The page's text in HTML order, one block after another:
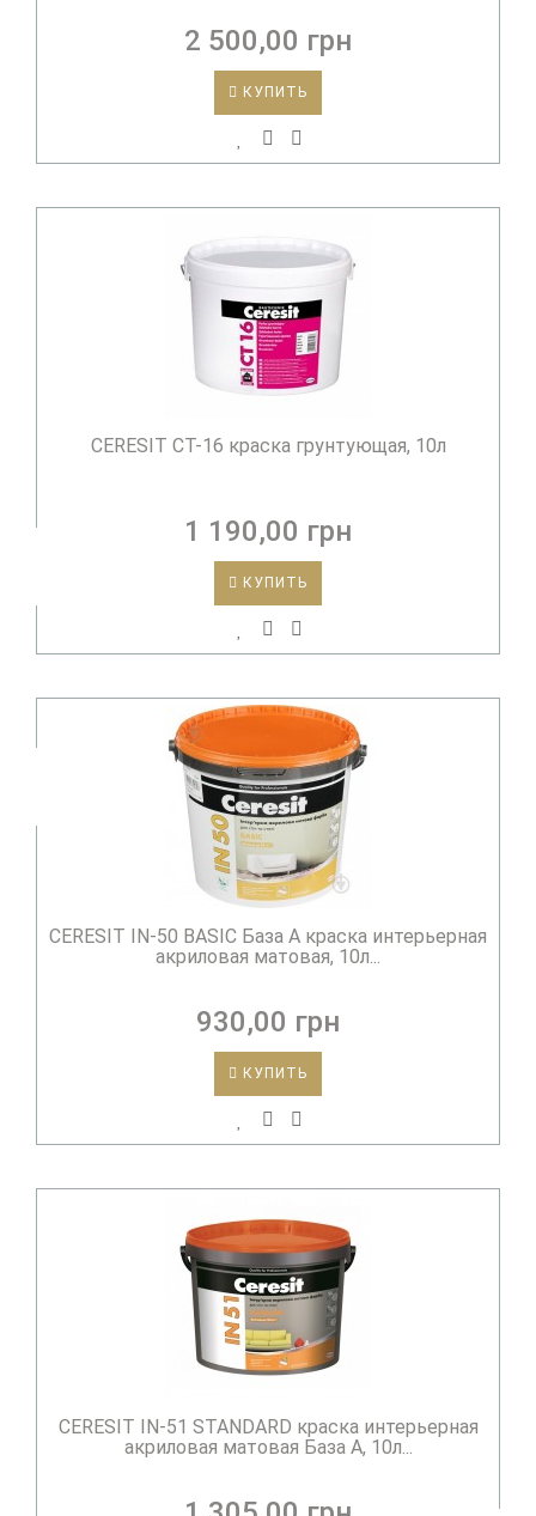
2 500,00 грн
КУПИТЬ
CERESIT CT-16 краска грунтующая, 10л
1 190,00 грн
КУПИТЬ
CERESIT IN-50 BASIC База А краска интерьерная
акриловая матовая, 10л...
930,00 грн
КУПИТЬ
CERESIT IN-51 STANDARD краска интерьерная
акриловая матовая База А, 10л...